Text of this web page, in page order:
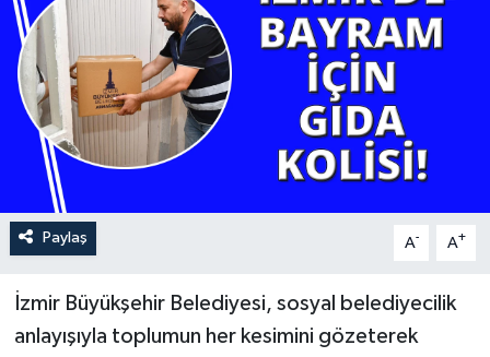
Paylaş A- A+
İzmir Büyükşehir Belediyesi, sosyal belediyecilik
anlayışıyla toplumun her kesimini gözeterek